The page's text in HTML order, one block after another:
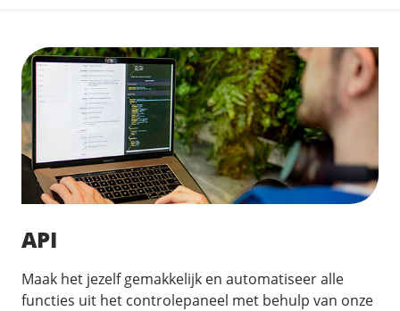
API
Maak het jezelf gemakkelijk en automatiseer alle
functies uit het controlepaneel met behulp van onze